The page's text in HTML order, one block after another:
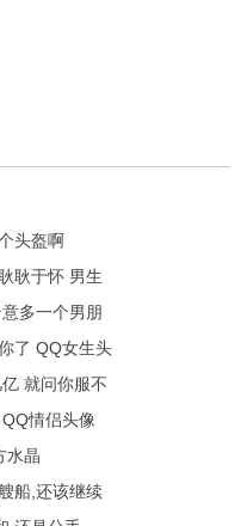
头盔啊
耿于怀 男生
多一个男朋
了 QQ女生头
就问你服不
情侣头像
水晶
船,还该继续